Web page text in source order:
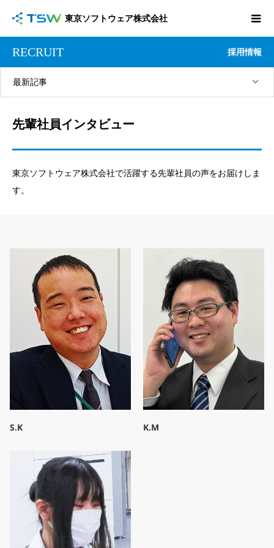
東京ソフトウェア株式会社
RECRUIT 採用情報
最新記事
先輩社員インタビュー
東京ソフトウェア株式会社で活躍する先輩社員の声をお届けしま
す。
S.K K.M